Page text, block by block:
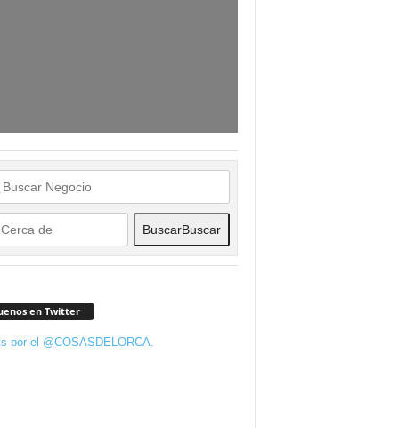
BuscarBuscar
en Twitter
por el @COSASDELORCA.